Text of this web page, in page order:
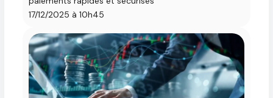
17/12/2025 à 10h45